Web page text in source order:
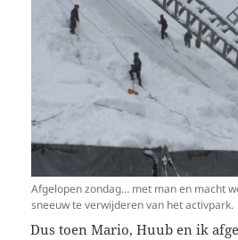
Afgelopen zondag… met man en macht
sneeuw te verwijderen van het activpark.
Dus toen Mario, Huub en ik